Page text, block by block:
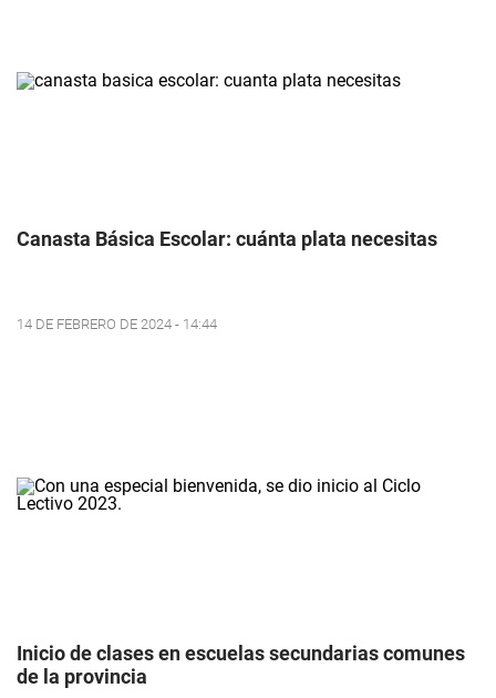
Canasta Básica Escolar: cuánta plata necesitas
14 DE FEBRERO DE 2024 - 14:44
Inicio de clases en escuelas secundarias comunes
de la provincia